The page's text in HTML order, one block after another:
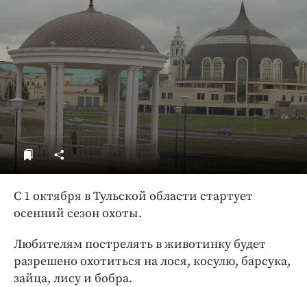
ДоброЦентр
Голодный шпион
С 1 октября в Тульской области стартует
осенний сезон охоты.
Любителям пострелять в животинку будет
разрешено охотиться на лося, косулю, барсука,
зайца, лису и бобра.